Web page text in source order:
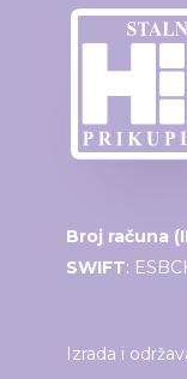
Broj računa
SWIFT:
Izrada i